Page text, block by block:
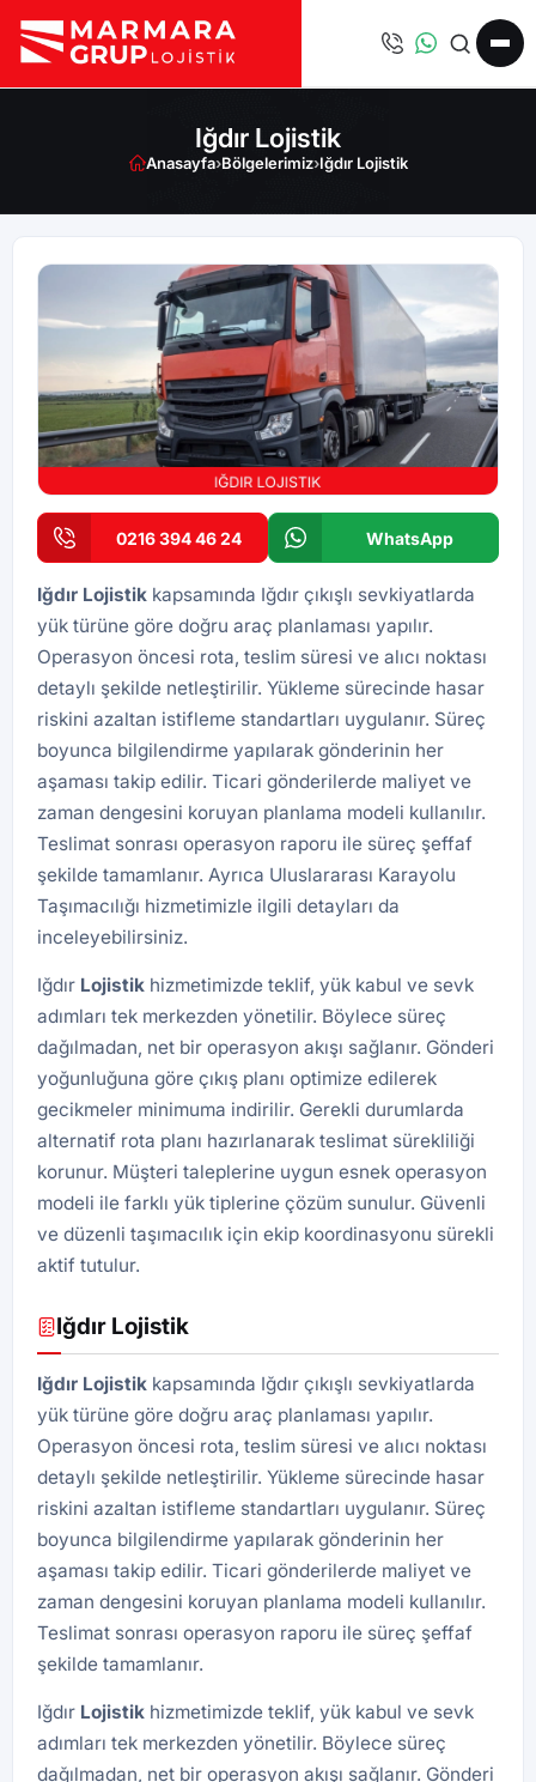
Iğdır Lojistik
Anasayfa›Bölgelerimiz›Iğdır Lojistik
0216 394 46 24 WhatsApp
Iğdır Lojistik kapsamında Iğdır çıkışlı sevkiyatlarda
yük türüne göre doğru araç planlaması yapılır.
Operasyon öncesi rota, teslim süresi ve alıcı noktası
detaylı şekilde netleştirilir. Yükleme sürecinde hasar
riskini azaltan istifleme standartları uygulanır. Süreç
boyunca bilgilendirme yapılarak gönderinin her
aşaması takip edilir. Ticari gönderilerde maliyet ve
zaman dengesini koruyan planlama modeli kullanılır.
Teslimat sonrası operasyon raporu ile süreç şeffaf
şekilde tamamlanır. Ayrıca Uluslararası Karayolu
Taşımacılığı hizmetimizle ilgili detayları da
inceleyebilirsiniz.
Iğdır Lojistik hizmetimizde teklif, yük kabul ve sevk
adımları tek merkezden yönetilir. Böylece süreç
dağılmadan, net bir operasyon akışı sağlanır. Gönderi
yoğunluğuna göre çıkış planı optimize edilerek
gecikmeler minimuma indirilir. Gerekli durumlarda
alternatif rota planı hazırlanarak teslimat sürekliliği
korunur. Müşteri taleplerine uygun esnek operasyon
modeli ile farklı yük tiplerine çözüm sunulur. Güvenli
ve düzenli taşımacılık için ekip koordinasyonu sürekli
aktif tutulur.
Iğdır Lojistik
Iğdır Lojistik kapsamında Iğdır çıkışlı sevkiyatlarda
yük türüne göre doğru araç planlaması yapılır.
Operasyon öncesi rota, teslim süresi ve alıcı noktası
detaylı şekilde netleştirilir. Yükleme sürecinde hasar
riskini azaltan istifleme standartları uygulanır. Süreç
boyunca bilgilendirme yapılarak gönderinin her
aşaması takip edilir. Ticari gönderilerde maliyet ve
zaman dengesini koruyan planlama modeli kullanılır.
Teslimat sonrası operasyon raporu ile süreç şeffaf
şekilde tamamlanır.
Iğdır Lojistik hizmetimizde teklif, yük kabul ve sevk
adımları tek merkezden yönetilir. Böylece süreç
dağılmadan, net bir operasyon akışı sağlanır. Gönderi